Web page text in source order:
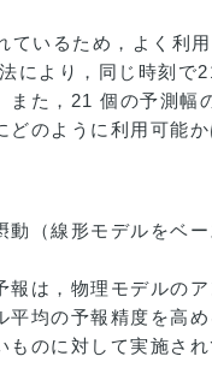
ているため，よく利
より，同じ時刻で
た，21 個の予測幅
のように利用可能か
（線形モデルをベ
は，物理モデルの
均の予報精度を高
のに対して実施され